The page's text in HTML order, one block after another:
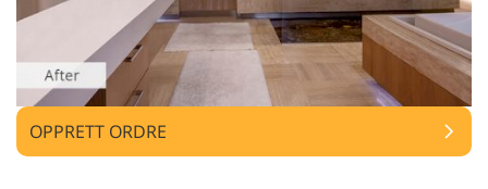
OPPRETT ORDRE